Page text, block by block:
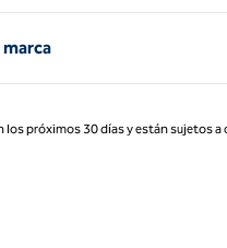
próximos 30 días y están sujetos